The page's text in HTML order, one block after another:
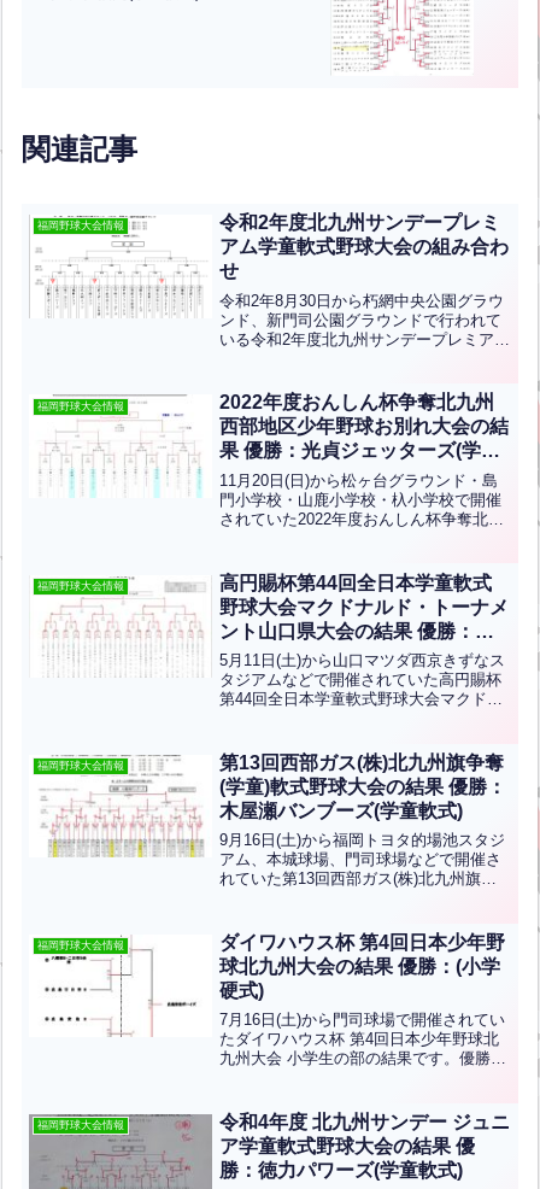
関連記事
福岡野球大会情報
令和2年度北九州サンデープレミ
アム学童軟式野球大会の組み合わ
せ
令和2年8月30日から朽網中央公園グラウ
ンド、新門司公園グラウンドで行われて
いる令和2年度北九州サンデープレミアム
ってくださいね。結果はわかり次第随時
報告いたします。
福岡野球大会情報
2022年度おんしん杯争奪北九州
西部地区少年野球お別れ大会の結
果 優勝：光貞ジェッターズ(学童
軟式)
11月20日(日)から松ヶ台グラウンド・島
門小学校・山鹿小学校・杁小学校で開催
されていた2022年度おんしん杯争奪北九
青山少年です！おめでとうございます！
福岡野球大会情報
高円賜杯第44回全日本学童軟式
野球大会マクドナルド・トーナメ
ント山口県大会の結果 優勝：下
関ドリームス(学童軟式)
5月11日(土)から山口マツダ西京きずなス
タジアムなどで開催されていた高円賜杯
第44回全日本学童軟式野球大会マクドナ
磐クラブです。おめでとうございます！
優勝した下関ドリ...全文はクリック
福岡野球大会情報
第13回西部ガス(株)北九州旗争奪
(学童)軟式野球大会の結果 優勝：
木屋瀬バンブーズ(学童軟式)
9月16日(土)から福岡トヨタ的場池スタジ
アム、本城球場、門司球場などで開催さ
れていた第13回西部ガス(株)北九州旗争
イヤーズです。おめでとうございます！
福岡野球大会情報
ダイワハウス杯 第4回日本少年野
球北九州大会の結果 優勝：(小学
硬式)
7月16日(土)から門司球場で開催されてい
たダイワハウス杯 第4回日本少年野球北
九州大会 小学生の部の結果です。優勝は
福岡野球大会情報
令和4年度 北九州サンデー ジュニ
ア学童軟式野球大会の結果 優
勝：徳力パワーズ(学童軟式)